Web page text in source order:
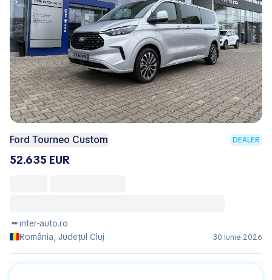
Ford Tourneo Custom DEALER
52.635 EUR
inter-auto.ro
România, Județul Cluj
30 Iunie 2026